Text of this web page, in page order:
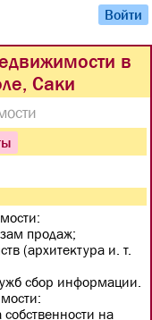
Войти
в
Саки
продаж;
(архитектура и. т.
сбор информации.
на